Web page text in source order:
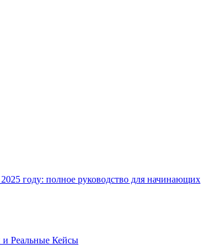
году: полное руководство для начинающих
и Реальные Кейсы